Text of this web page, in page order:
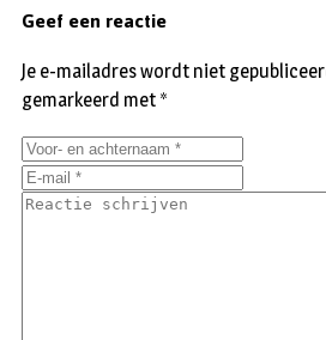
Geef een reactie
Je e-mailadres wordt niet
gemarkeerd met *